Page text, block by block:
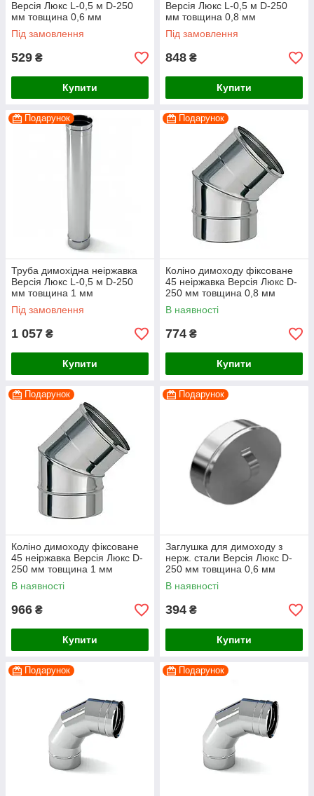
Версія Люкс L-0,5 м D-250
мм товщина 0,6 мм
Під замовлення
529 ₴
Купити
Версія Люкс L-0,5 м D-250
мм товщина 0,8 мм
Під замовлення
848 ₴
Купити
Подарунок
Труба димохідна неіржавка
Версія Люкс L-0,5 м D-250
мм товщина 1 мм
Під замовлення
1 057 ₴
Купити
Подарунок
Коліно димоходу фіксоване
45 неіржавка Версія Люкс D-
250 мм товщина 0,8 мм
В наявності
774 ₴
Купити
Подарунок
Коліно димоходу фіксоване
45 неіржавка Версія Люкс D-
250 мм товщина 1 мм
В наявності
966 ₴
Купити
Подарунок
Заглушка для димоходу з
нерж. стали Версія Люкс D-
250 мм товщина 0,6 мм
В наявності
394 ₴
Купити
Подарунок Подарунок